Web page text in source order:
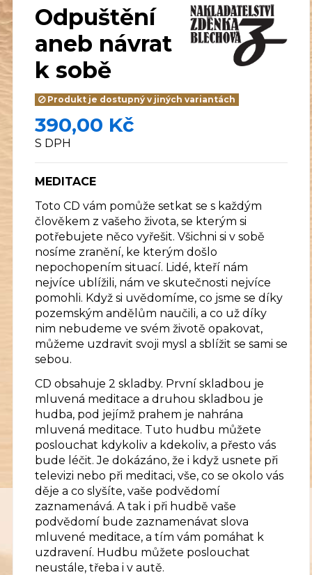
Odpuštění
aneb návrat
k sobě
Produkt je dostupný v jiných variantách
390,00 Kč
S DPH
MEDITACE
Toto CD vám pomůže setkat se s každým
člověkem z vašeho života, se kterým si
potřebujete něco vyřešit. Všichni si v sobě
nosíme zranění, ke kterým došlo
nepochopením situací. Lidé, kteří nám
nejvíce ublížili, nám ve skutečnosti nejvíce
pomohli. Když si uvědomíme, co jsme se díky
pozemským andělům naučili, a co už díky
nim nebudeme ve svém životě opakovat,
můžeme uzdravit svoji mysl a sblížit se sami se
sebou.
CD obsahuje 2 skladby. První skladbou je
mluvená meditace a druhou skladbou je
hudba, pod jejímž prahem je nahrána
mluvená meditace. Tuto hudbu můžete
poslouchat kdykoliv a kdekoliv, a přesto vás
bude léčit. Je dokázáno, že i když usnete při
televizi nebo při meditaci, vše, co se okolo vás
děje a co slyšíte, vaše podvědomí
zaznamenává. A tak i při hudbě vaše
podvědomí bude zaznamenávat slova
mluvené meditace, a tím vám pomáhat k
uzdravení. Hudbu můžete poslouchat
neustále, třeba i v autě.